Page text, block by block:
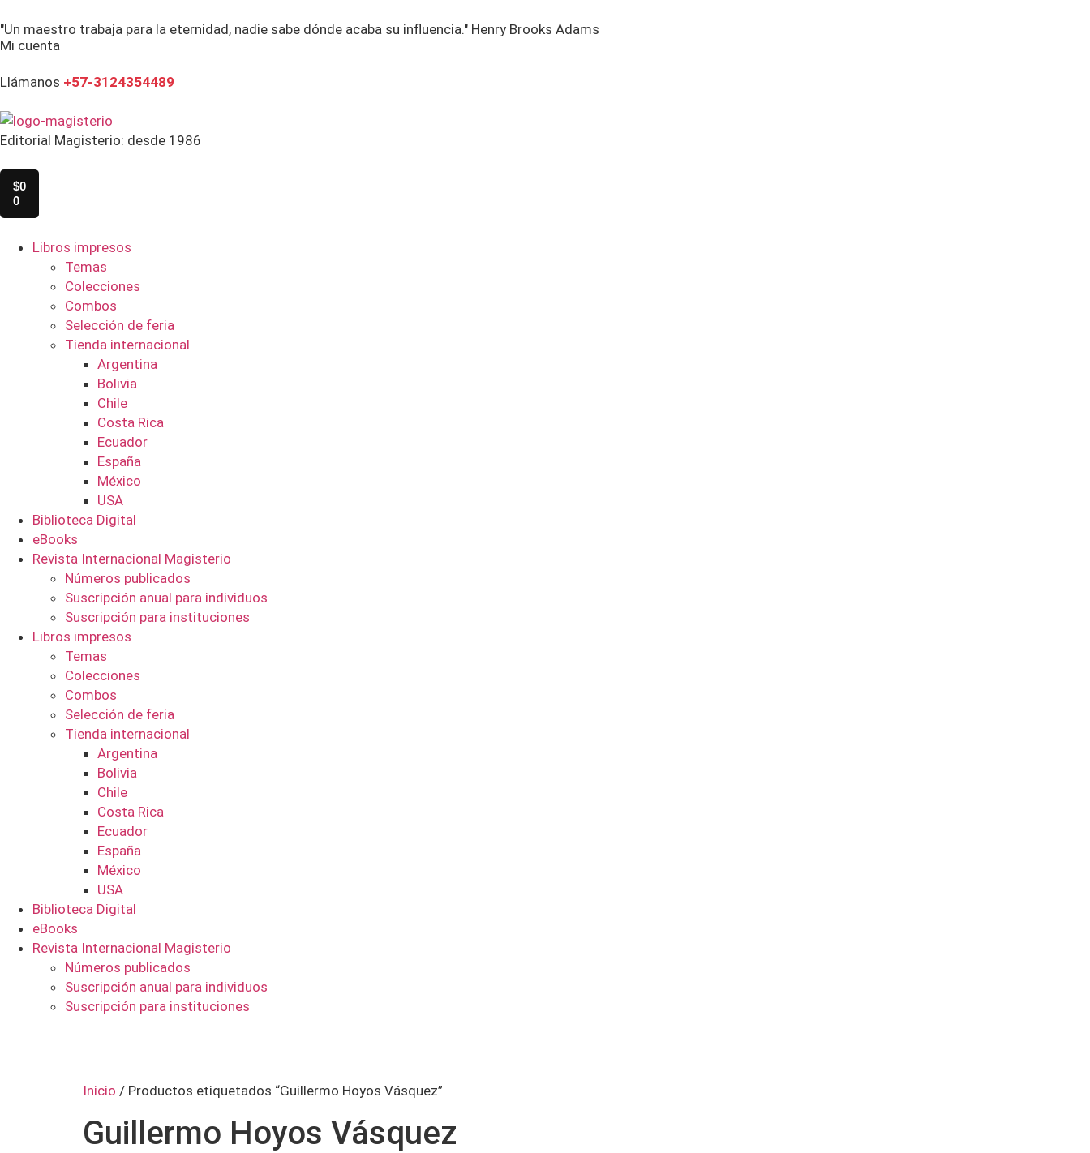
"Un maestro trabaja para la eternidad, nadie sabe dónde acaba su influencia." Henry Brooks Adams
Mi cuenta
Llámanos +57-3124354489
Editorial Magisterio: desde 1986
$0
0
Libros impresos
Temas
Colecciones
Combos
Selección de feria
Tienda internacional
Argentina
Bolivia
Chile
Costa Rica
Ecuador
España
México
USA
Biblioteca Digital
eBooks
Revista Internacional Magisterio
Números publicados
Suscripción anual para individuos
Suscripción para instituciones
Libros impresos
Temas
Colecciones
Combos
Selección de feria
Tienda internacional
Argentina
Bolivia
Chile
Costa Rica
Ecuador
España
México
USA
Biblioteca Digital
eBooks
Revista Internacional Magisterio
Números publicados
Suscripción anual para individuos
Suscripción para instituciones
Inicio / Productos etiquetados “Guillermo Hoyos Vásquez”
Guillermo Hoyos Vásquez